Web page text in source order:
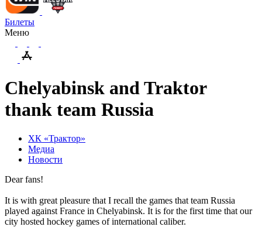
Билеты
Меню
Chelyabinsk and Traktor
thank team Russia
ХК «Трактор»
Медиа
Новости
Dear fans!
It is with great pleasure that I recall the games that team Russia
played against France in Chelyabinsk. It is for the first time that our
city hosted hockey games of international caliber.